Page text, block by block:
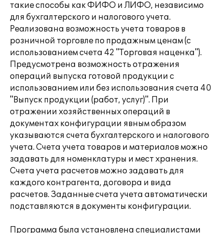
такие способы как ФИФО и ЛИФО, независимо
для бухгалтерского и налогового учета.
Реализована возможность учета товаров в
розничной торговле по продажным ценам (с
использованием счета 42 "Торговая наценка").
Предусмотрена возможность отражения
операций выпуска готовой продукции с
использованием или без использования счета 40
"Выпуск продукции (работ, услуг)". При
отражении хозяйственных операций в
документах конфигурации явным образом
указываются счета бухгалтерского и налогового
учета. Счета учета товаров и материалов можно
задавать для номенклатуры и мест хранения.
Счета учета расчетов можно задавать для
каждого контрагента, договора и вида
расчетов. Заданные счета учета автоматически
подставляются в документы конфигурации.
Программа была установлена специалистами